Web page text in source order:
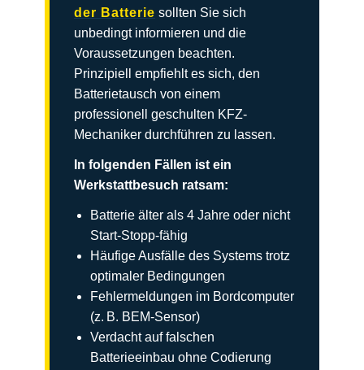
der Batterie sollten Sie sich
unbedingt informieren und die
Voraussetzungen beachten.
Prinzipiell empfiehlt es sich, den
Batterietausch von einem
professionell geschulten KFZ-
Mechaniker durchführen zu lassen.
In folgenden Fällen ist ein
Werkstattbesuch ratsam:
Batterie älter als 4 Jahre oder nicht
Start-Stopp-fähig
Häufige Ausfälle des Systems trotz
optimaler Bedingungen
Fehlermeldungen im Bordcomputer
(z. B. BEM-Sensor)
Verdacht auf falschen
Batterieeinbau ohne Codierung